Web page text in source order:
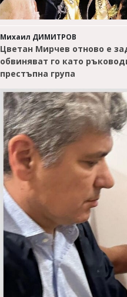
Михаил ДИМИТРОВ
Цветан Мирчев отново е
обвиняват го като
престъпна група